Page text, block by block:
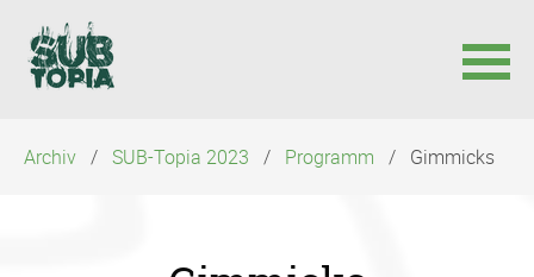
überspringen
Archiv SUB-Topia 2023 Programm Gimmicks